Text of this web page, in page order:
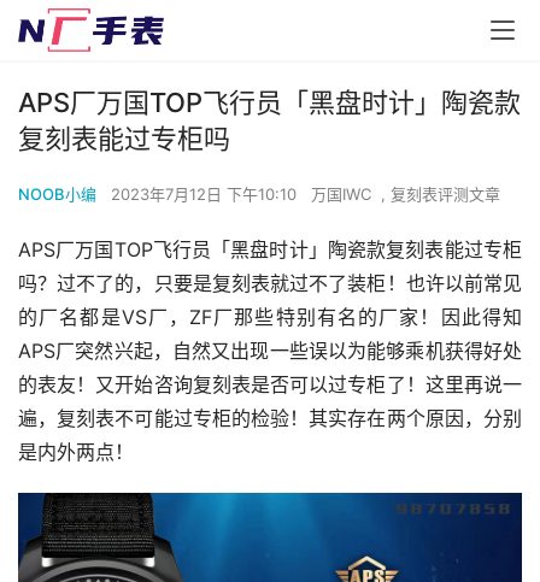
APS厂万国TOP飞行员「黑盘时计」陶瓷款
复刻表能过专柜吗
NOOB小编 2023年7月12日 下午10:10 万国IWC 复刻表评测文章
APS厂万国TOP飞行员「黑盘时计」陶瓷款复刻表能过专柜
吗？过不了的，只要是复刻表就过不了装柜！也许以前常见
的厂名都是VS厂，ZF厂那些特别有名的厂家！因此得知
APS厂突然兴起，自然又出现一些误以为能够乘机获得好处
的表友！又开始咨询复刻表是否可以过专柜了！这里再说一
遍，复刻表不可能过专柜的检验！其实存在两个原因，分别
是内外两点！